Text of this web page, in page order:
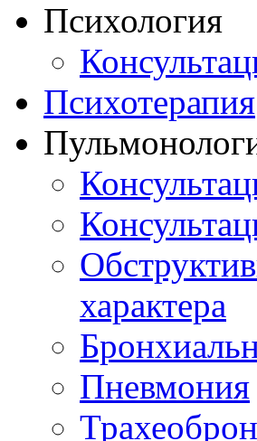
Психология
Психотерапия
характера
Пневмония